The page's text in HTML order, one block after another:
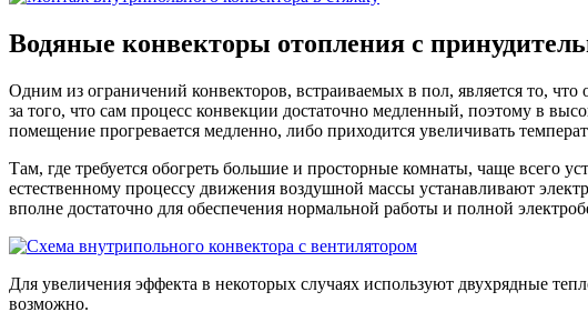
Водяные конвекторы отопления с
Одним из ограничений конвекторов, встраиваемых в пол, является то,
за того, что сам процесс конвекции достаточно медленный, поэтому в
помещение прогревается медленно, либо приходится увеличивать
Там, где требуется обогреть большие и просторные комнаты, чаще всего
естественному процессу движения воздушной массы устанавливают
вполне достаточно для обеспечения нормальной работы и полной
Для увеличения эффекта в некоторых случаях используют двухрядные
возможно.